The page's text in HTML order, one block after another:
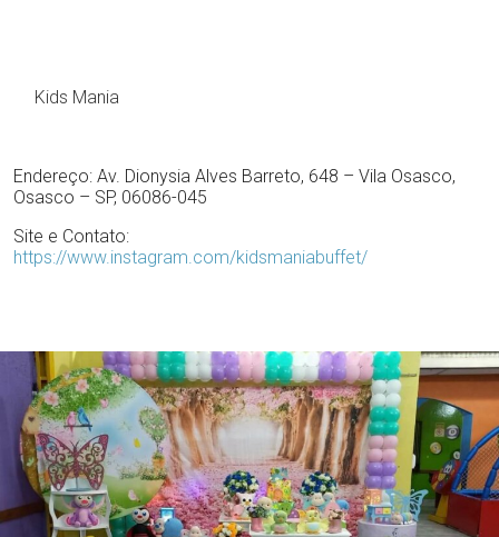
Kids Mania
Endereço: Av. Dionysia Alves Barreto, 648 – Vila Osasco,
Osasco – SP, 06086-045
Site e Contato:
https://www.instagram.com/kidsmaniabuffet/